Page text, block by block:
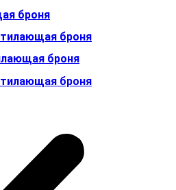
броня
броня
броня
броня